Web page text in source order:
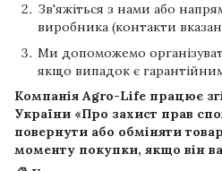
Зв'яжіться з нами або
виробника (контакти
Ми допоможемо
якщо випадок є
Компанія Agro-Life працює
України «Про захист прав
повернути або обміняти
моменту покупки, якщо він